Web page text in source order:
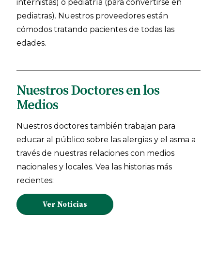
internistas) o pediatría (para convertirse en
pediatras). Nuestros proveedores están
cómodos tratando pacientes de todas las
edades.
Nuestros Doctores en los
Medios
Nuestros doctores también trabajan para
educar al público sobre las alergias y el asma a
través de nuestras relaciones con medios
nacionales y locales. Vea las historias más
recientes:
Ver Noticias